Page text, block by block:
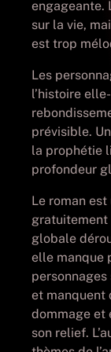
engageante.
sur la vie,
est trop
Les
l’histoire
prévisible.
la prophétie
profondeur
Le roman
gratuitement
globale
elle manque
et manquent
dommage et
son relief.